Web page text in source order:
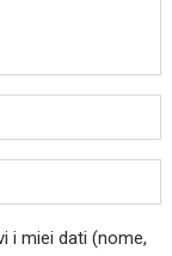
i miei dati (nome,